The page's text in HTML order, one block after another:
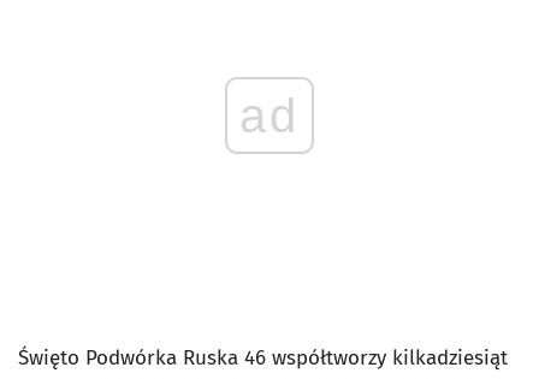
ad
Święto Podwórka Ruska 46 współtworzy kilkadziesiąt